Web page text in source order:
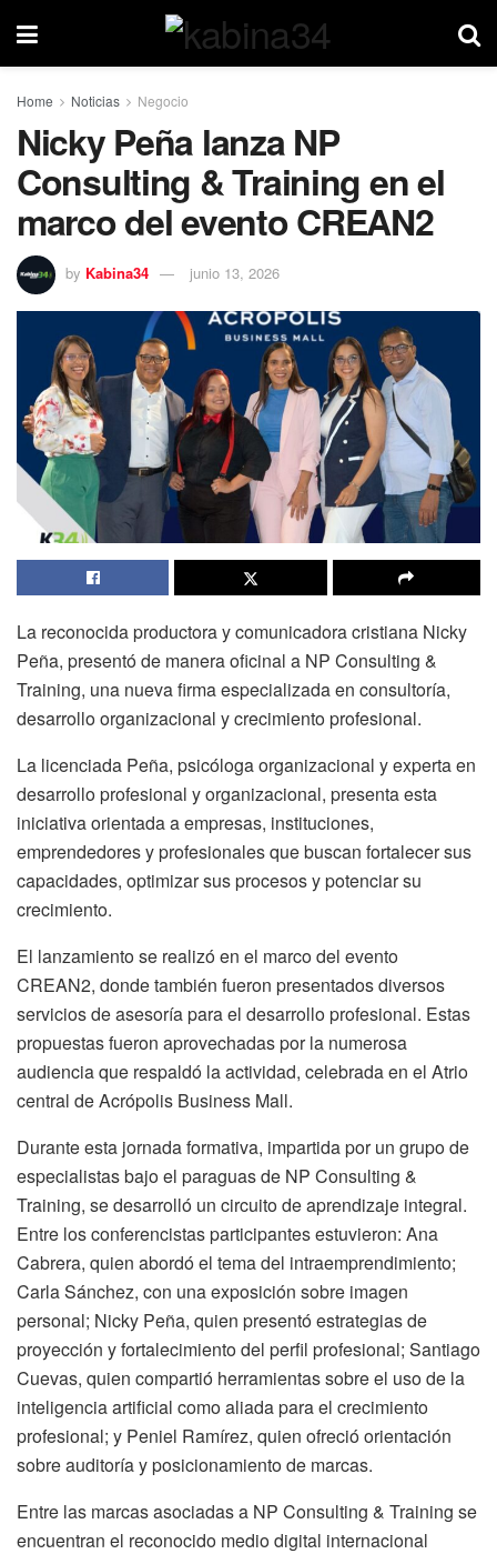
Home Noticias Negocio
Nicky Peña lanza NP
Consulting & Training en el
marco del evento CREAN2
by Kabina34 junio 13, 2026
La reconocida productora y comunicadora cristiana Nicky
Peña, presentó de manera oficinal a NP Consulting &
Training, una nueva firma especializada en consultoría,
desarrollo organizacional y crecimiento profesional.
La licenciada Peña, psicóloga organizacional y experta en
desarrollo profesional y organizacional, presenta esta
iniciativa orientada a empresas, instituciones,
emprendedores y profesionales que buscan fortalecer sus
capacidades, optimizar sus procesos y potenciar su
crecimiento.
El lanzamiento se realizó en el marco del evento
CREAN2, donde también fueron presentados diversos
servicios de asesoría para el desarrollo profesional. Estas
propuestas fueron aprovechadas por la numerosa
audiencia que respaldó la actividad, celebrada en el Atrio
central de Acrópolis Business Mall.
Durante esta jornada formativa, impartida por un grupo de
especialistas bajo el paraguas de NP Consulting &
Training, se desarrolló un circuito de aprendizaje integral.
Entre los conferencistas participantes estuvieron: Ana
Cabrera, quien abordó el tema del intraemprendimiento;
Carla Sánchez, con una exposición sobre imagen
personal; Nicky Peña, quien presentó estrategias de
proyección y fortalecimiento del perfil profesional; Santiago
Cuevas, quien compartió herramientas sobre el uso de la
inteligencia artificial como aliada para el crecimiento
profesional; y Peniel Ramírez, quien ofreció orientación
sobre auditoría y posicionamiento de marcas.
Entre las marcas asociadas a NP Consulting & Training se
encuentran el reconocido medio digital internacional